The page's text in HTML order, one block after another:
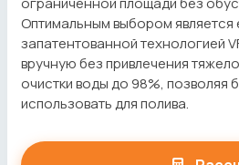
Оптимальным выбором является
запатентованной технологией
вручную без привлечения
очистки воды до 98%, позволяя
использовать для полива.